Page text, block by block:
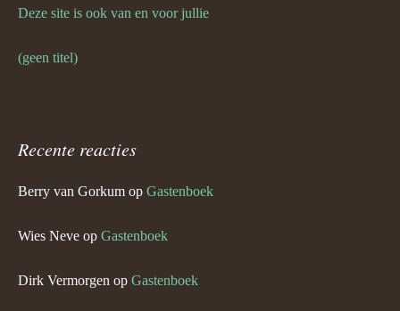
Deze site is ook van en voor jullie
(geen titel)
Recente reacties
Berry van Gorkum op Gastenboek
Wies Neve op Gastenboek
Dirk Vermorgen op Gastenboek